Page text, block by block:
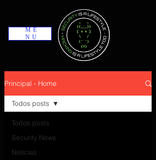
ME
NU
Principal - Home
Todos posts
Security News
Notícias
Todos posts